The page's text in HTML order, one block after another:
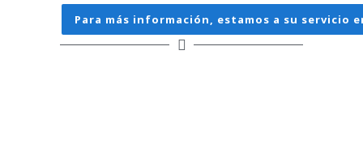
Para más información, estamos a su servicio